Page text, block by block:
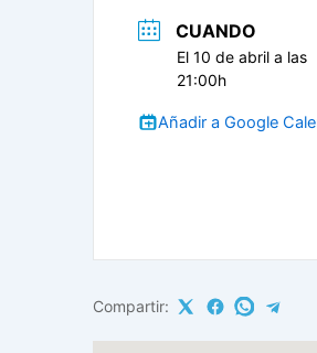
CUANDO
El 10 de abril a las
21:00h
Añadir a Google
Compartir: